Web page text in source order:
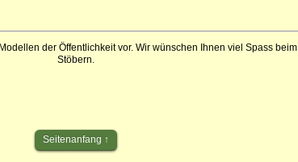
der Öffentlichkeit vor. Wir wünschen Ihnen viel Spass beim
Stöbern.
Seitenanfang